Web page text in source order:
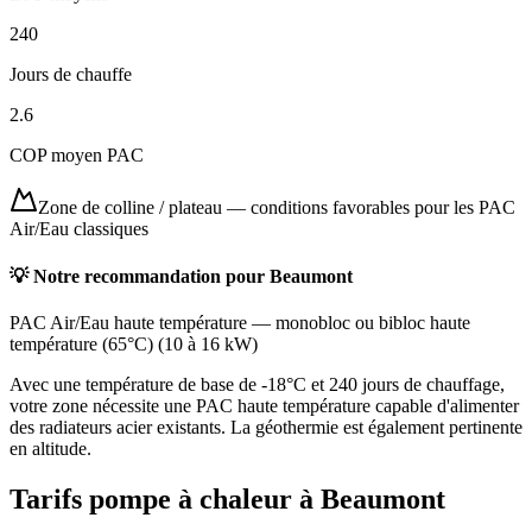
240
Jours de chauffe
2.6
COP moyen PAC
Zone de colline / plateau — conditions favorables pour les PAC
Air/Eau classiques
💡 Notre recommandation pour Beaumont
PAC Air/Eau haute température — monobloc ou bibloc haute
température (65°C) (10 à 16 kW)
Avec une température de base de -18°C et 240 jours de chauffage,
votre zone nécessite une PAC haute température capable d'alimenter
des radiateurs acier existants. La géothermie est également pertinente
en altitude.
Tarifs pompe à chaleur à Beaumont